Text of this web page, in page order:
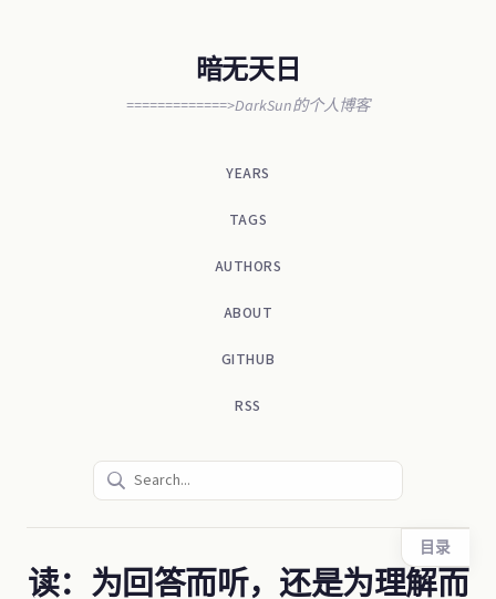
暗无天日
=============>DarkSun的个人博客
YEARS
TAGS
AUTHORS
ABOUT
GITHUB
RSS
读：为回答而听，还是为理解而
目录